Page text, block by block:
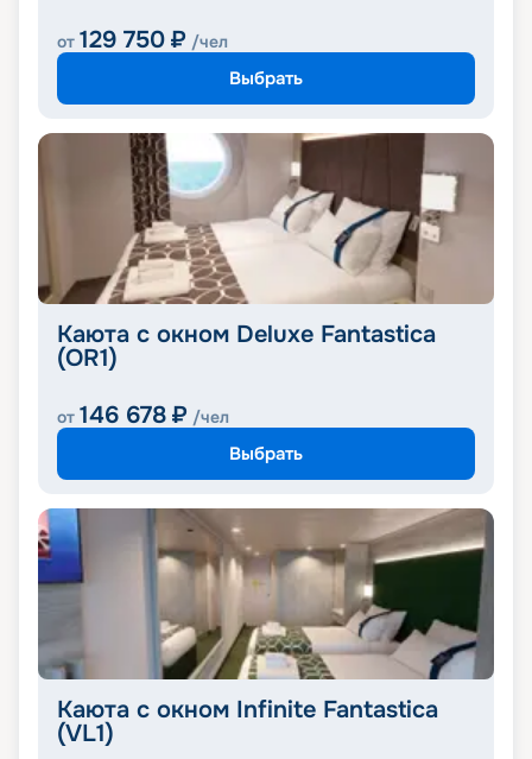
от 129 750 ₽ /чел
Выбрать
Каюта с окном Deluxe Fantastica
(OR1)
от 146 678 ₽ /чел
Выбрать
Каюта с окном Infinite Fantastica
(VL1)